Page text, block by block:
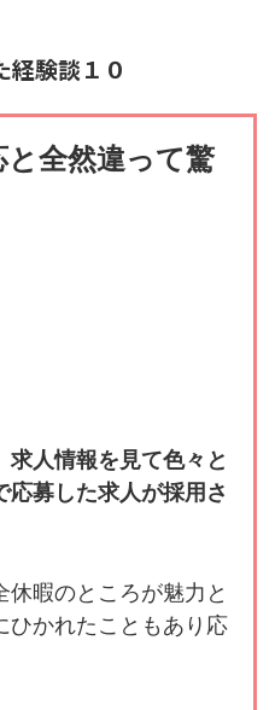
経験談１０
全然違って驚
人情報を見て色々と
応募した求人が採用さ
暇のところが魅力と
ひかれたこともあり応